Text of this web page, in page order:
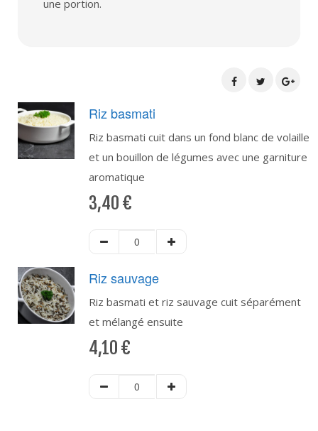
une portion.
Riz basmati
Riz basmati cuit dans un fond blanc de volaille
et un bouillon de légumes avec une garniture
aromatique
3,40 €
Riz sauvage
Riz basmati et riz sauvage cuit séparément
et mélangé ensuite
4,10 €